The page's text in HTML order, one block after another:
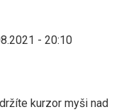
- 20:10
kurzor myši nad